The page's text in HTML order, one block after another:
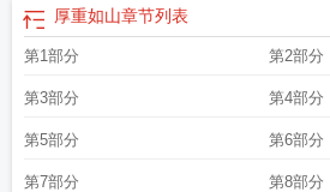
厚重如山章节列表
第1部分 第2部分
第3部分 第4部分
第5部分 第6部分
第7部分 第8部分